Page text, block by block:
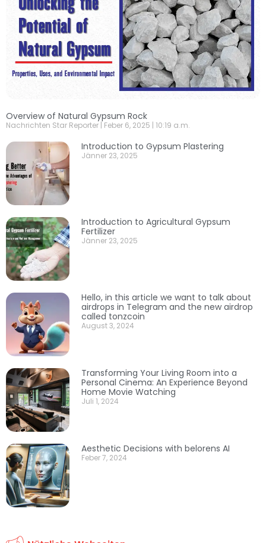
Overview of Natural Gypsum Rock
Nachrichten Star Reporter Feber 6, 2025 10:19 a.m.
Introduction to Gypsum Plastering
Jänner 23, 2025
Introduction to Agricultural Gypsum
Fertilizer
Jänner 23, 2025
Hello, in this article we want to talk about
airdrops in Telegram and the new airdrop
called tonzcoin
August 3, 2024
Transforming Your Living Room into a
Personal Cinema: An Experience Beyond
Home Movie Watching
Juli 1, 2024
Aesthetic Decisions with belorens AI
Feber 7, 2024